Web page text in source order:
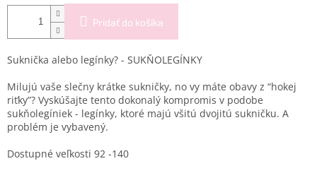
Pridať do košíka
Suknička alebo legínky? - SUKŇOLEGÍNKY
Milujú vaše slečny krátke sukničky, no vy máte obavy z “hokej
riťky”? Vyskúšajte tento dokonalý kompromis v podobe
sukňolegíniek - legínky, ktoré majú všitú dvojitú sukničku. A
problém je vybavený.
Dostupné veľkosti 92 -140